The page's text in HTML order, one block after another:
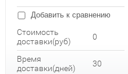
Добавить к сравнению
Стоимость
доставки(руб)
0
Время
доставки(дней)
30